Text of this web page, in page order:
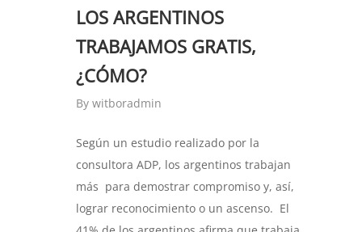
LOS ARGENTINOS
TRABAJAMOS GRATIS,
¿CÓMO?
By witboradmin
Según un estudio realizado por la
consultora ADP, los argentinos trabajan
más para demostrar compromiso y, así,
lograr reconocimiento o un ascenso. El